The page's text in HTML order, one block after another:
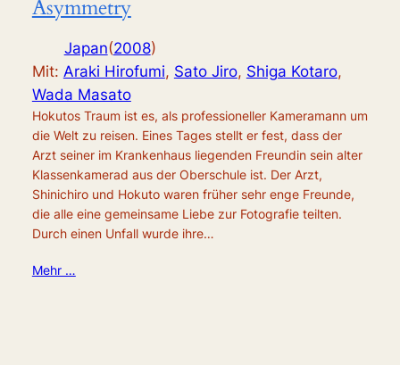
Asymmetry
Japan(2008)
Mit: Araki Hirofumi, Sato Jiro, Shiga Kotaro,
Wada Masato
Hokutos Traum ist es, als professioneller Kameramann um
die Welt zu reisen. Eines Tages stellt er fest, dass der
Arzt seiner im Krankenhaus liegenden Freundin sein alter
Klassenkamerad aus der Oberschule ist. Der Arzt,
Shinichiro und Hokuto waren früher sehr enge Freunde,
die alle eine gemeinsame Liebe zur Fotografie teilten.
Durch einen Unfall wurde ihre…
Mehr …